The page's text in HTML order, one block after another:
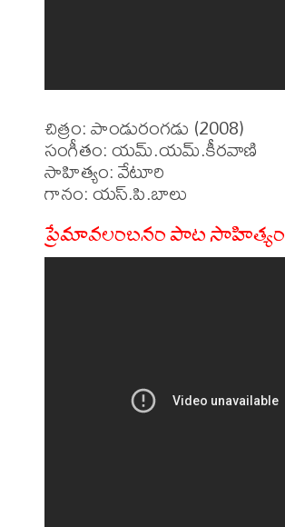
చిత్రం: పాండురంగడు (2008)
సంగీతం: యమ్.యమ్.కీరవాణి
సాహిత్యం: వేటూరి
ప్రేమావలంబనం పాట సాహిత్యం